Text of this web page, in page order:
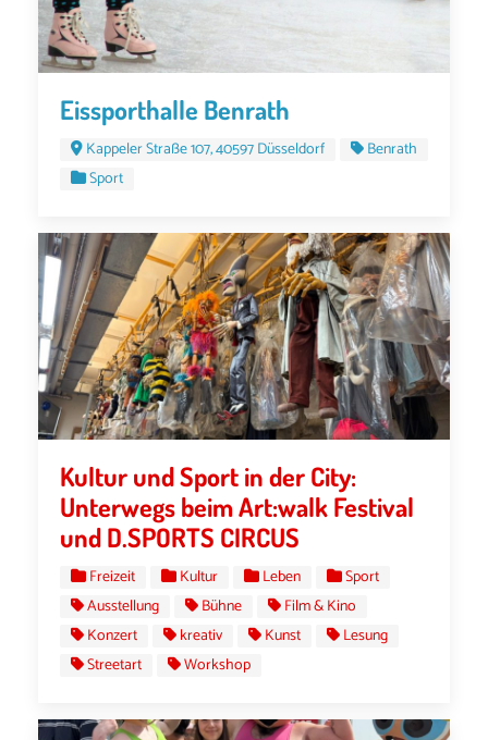
Eissporthalle Benrath
Kappeler Straße 107, 40597 Düsseldorf
Benrath
Sport
Kultur und Sport in der City:
Unterwegs beim Art:walk Festival
und D.SPORTS CIRCUS
Freizeit Kultur Leben
Sport
Ausstellung
Bühne
Film & Kino
Konzert
kreativ Kunst
Lesung
Streetart
Workshop